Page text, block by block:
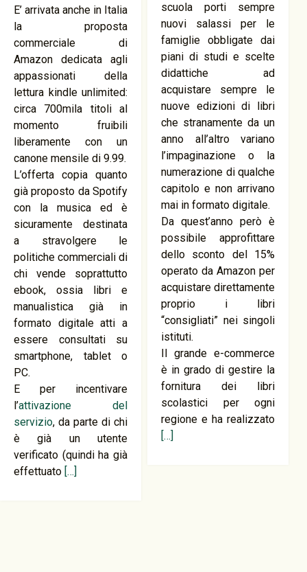
E’ arrivata anche in Italia
la proposta
commerciale di
Amazon dedicata agli
appassionati della
lettura kindle unlimited:
circa 700mila titoli al
momento fruibili
liberamente con un
canone mensile di 9.99.
L’offerta copia quanto
già proposto da Spotify
con la musica ed è
sicuramente destinata
a stravolgere le
politiche commerciali di
chi vende soprattutto
ebook, ossia libri e
manualistica già in
formato digitale atti a
essere consultati su
smartphone, tablet o
PC.
E per incentivare
l’attivazione del
servizio, da parte di chi
è già un utente
verificato (quindi ha già
effettuato […]
scuola porti sempre
nuovi salassi per le
famiglie obbligate dai
piani di studi e scelte
didattiche ad
acquistare sempre le
nuove edizioni di libri
che stranamente da un
anno all’altro variano
l’impaginazione o la
numerazione di qualche
capitolo e non arrivano
mai in formato digitale.
Da quest’anno però è
possibile approfittare
dello sconto del 15%
operato da Amazon per
acquistare direttamente
proprio i libri
“consigliati” nei singoli
istituti.
Il grande e-commerce
è in grado di gestire la
fornitura dei libri
scolastici per ogni
regione e ha realizzato
[…]